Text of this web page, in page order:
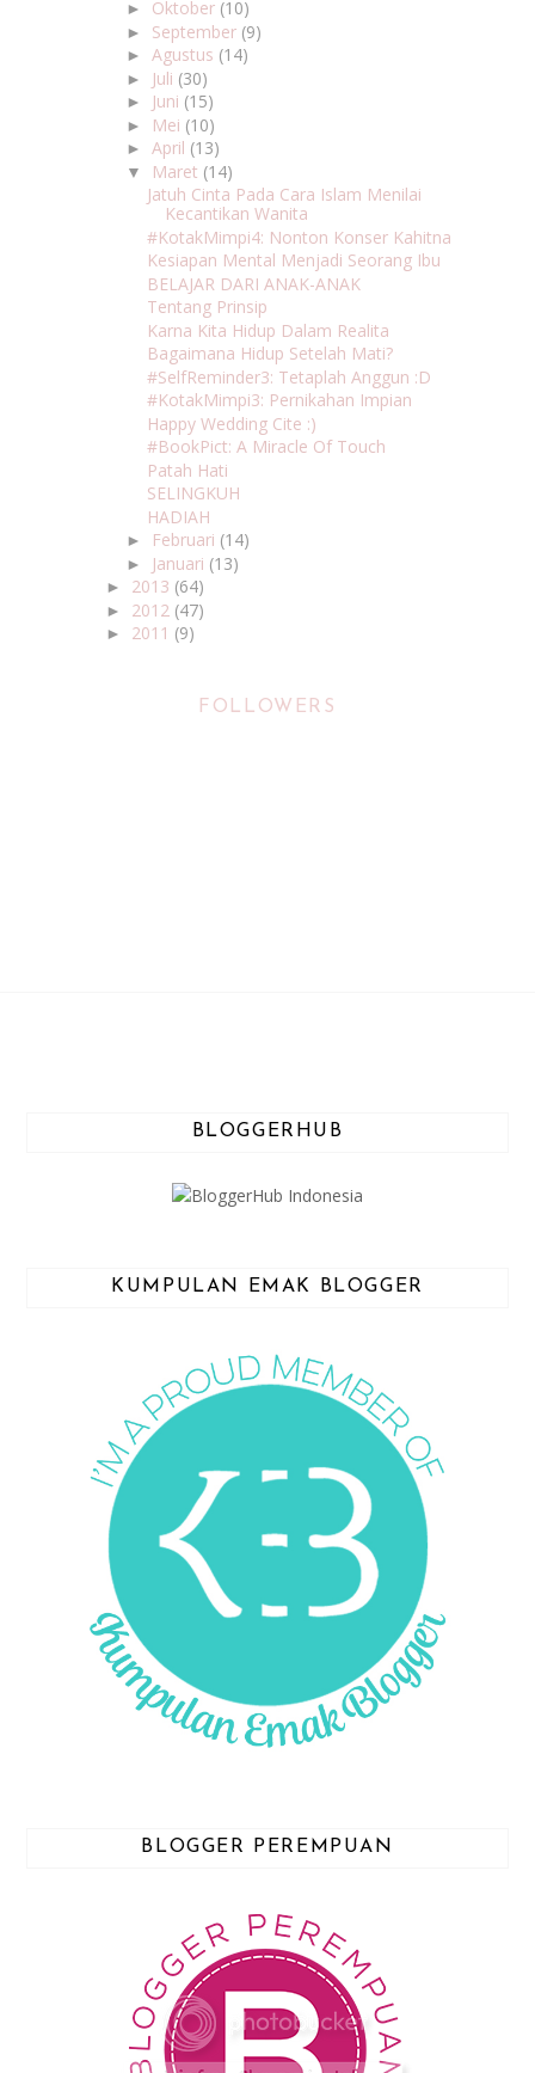
► Oktober (10)
► September (9)
►Agustus (14)
► Juli (30)
► Juni (15)
► Mei (10)
►April (13)
▼ Maret (14)
Jatuh Cinta Pada Cara Islam Menilai
Kecantikan Wanita
#KotakMimpi4: Nonton Konser Kahitna
Kesiapan Mental Menjadi Seorang Ibu
BELAJAR DARI ANAK-ANAK
Tentang Prinsip
Karna Kita Hidup Dalam Realita
Bagaimana Hidup Setelah Mati?
#SelfReminder3: Tetaplah Anggun :D
#KotakMimpi3: Pernikahan Impian
Happy Wedding Cite :)
#BookPict: A Miracle Of Touch
Patah Hati
SELINGKUH
HADIAH
► Februari (14)
► Januari (13)
► 2013 (64)
► 2012 (47)
► 2011 (9)
FOLLOWERS
BLOGGERHUB
KUMPULAN EMAK BLOGGER
BLOGGER PEREMPUAN